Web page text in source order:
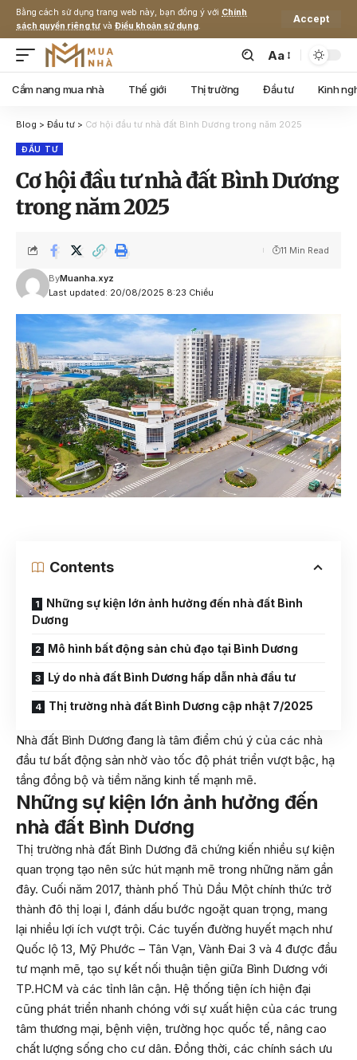
Bằng cách sử dụng trang web này, bạn đồng ý với Chính
sách quyền riêng tư và Điều khoản sử dụng.
Accept
Aa
Cẩm nang mua nhà Thế giới Thị trường Đầu tư Kinh
Blog > Đầu tư > Cơ hội đầu tư nhà đất Bình Dương trong năm 2025
ĐẦU TƯ
Cơ hội đầu tư nhà đất Bình Dương
trong năm 2025
Last updated: 20/08/2025 8:23 Chiều
ByMuanha.xyz
11 Min Read
Contents
Những sự kiện lớn ảnh hưởng đến nhà đất Bình
Dương
Mô hình bất động sản chủ đạo tại Bình Dương
Lý do nhà đất Bình Dương hấp dẫn nhà đầu tư
Thị trường nhà đất Bình Dương cập nhật 7/2025
Nhà đất Bình Dương đang là tâm điểm chú ý của các nhà
đầu tư bất động sản nhờ vào tốc độ phát triển vượt bậc, hạ
tầng đồng bộ và tiềm năng kinh tế mạnh mẽ.
Những sự kiện lớn ảnh hưởng đến
nhà đất Bình Dương
Thị trường nhà đất Bình Dương đã chứng kiến nhiều sự kiện
quan trọng tạo nên sức hút mạnh mẽ trong những năm gần
đây. Cuối năm 2017, thành phố Thủ Dầu Một chính thức trở
thành đô thị loại I, đánh dấu bước ngoặt quan trọng, mang
lại nhiều lợi ích vượt trội. Các tuyến đường huyết mạch như
Quốc lộ 13, Mỹ Phước – Tân Vạn, Vành Đai 3 và 4 được đầu
tư mạnh mẽ, tạo sự kết nối thuận tiện giữa Bình Dương với
TP.HCM và các tỉnh lân cận. Hệ thống tiện ích hiện đại
cũng phát triển nhanh chóng với sự xuất hiện của các trung
tâm thương mại, bệnh viện, trường học quốc tế, nâng cao
chất lượng sống cho cư dân. Đồng thời, các chính sách ưu